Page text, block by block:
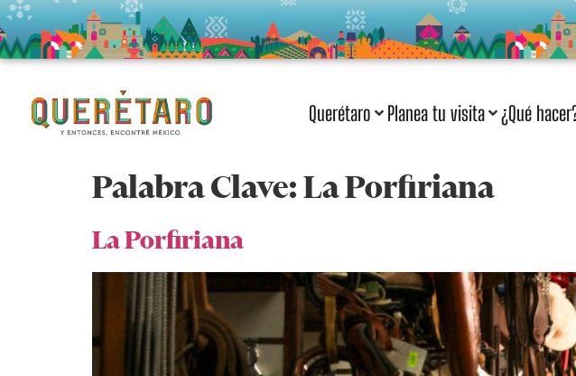
Querétaro Planea tu visita ¿Qué
Palabra Clave:La Porfiriana
La Porfiriana